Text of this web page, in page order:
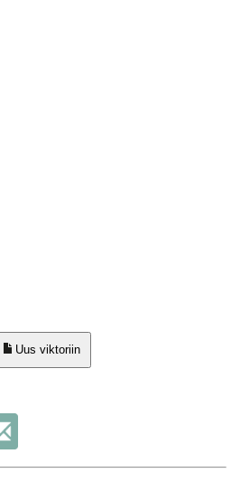
Uus viktoriin